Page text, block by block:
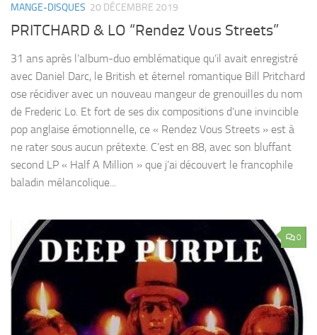
MANGE-DISQUES 20 DÉCEMBRE 2019
PRITCHARD & LO “Rendez Vous Streets”
31 ans après l’album-duo emblématique qu’il avait enregistré
avec Daniel Darc, le British et éternel romantique Bill Pritchard
ose récidiver avec un nouveau mangeur de grenouilles du nom
de Frederic Lo. Et fort de ses dix compositions d’une invincible
pop anglaise émotionnelle, ce « Rendez Vous Streets » est à
ne rater sous aucun prétexte. C’est en 88, avec son bluffant
second LP « Half A Million » que j’ai découvert le francophile
baladin mélancolique...
0